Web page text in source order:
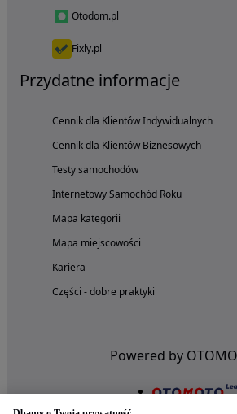
Otodom.pl
Fixly.pl
Przydatne informacje
Cennik dla Klientów Indywidualnych
Cennik dla Klientów Biznesowych
Testy samochodów
Internetowy Samochód Roku
Mapa kategorii
Mapa miejscowości
Kariera
Części - dobre praktyki
Powered by